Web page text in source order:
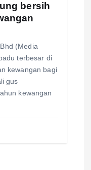
bersih
(Media
terbesar di
kewangan bagi
gus
kewangan